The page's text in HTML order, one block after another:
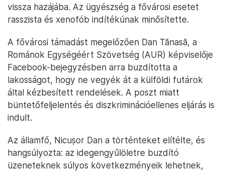
vissza hazájába. Az ügyészség a fővárosi esetet
rasszista és xenofób indítékúnak minősítette.
A fővárosi támadást megelőzően Dan Tănasă, a
Románok Egységéért Szövetség (AUR) képviselője
Facebook-bejegyzésben arra buzdította a
lakosságot, hogy ne vegyék át a külföldi futárok
által kézbesített rendelések. A poszt miatt
büntetőfeljelentés és diszkriminációellenes eljárás is
indult.
Az államfő, Nicușor Dan a történteket elítélte, és
hangsúlyozta: az idegengyűlöletre buzdító
üzeneteknek súlyos következményeik lehetnek,